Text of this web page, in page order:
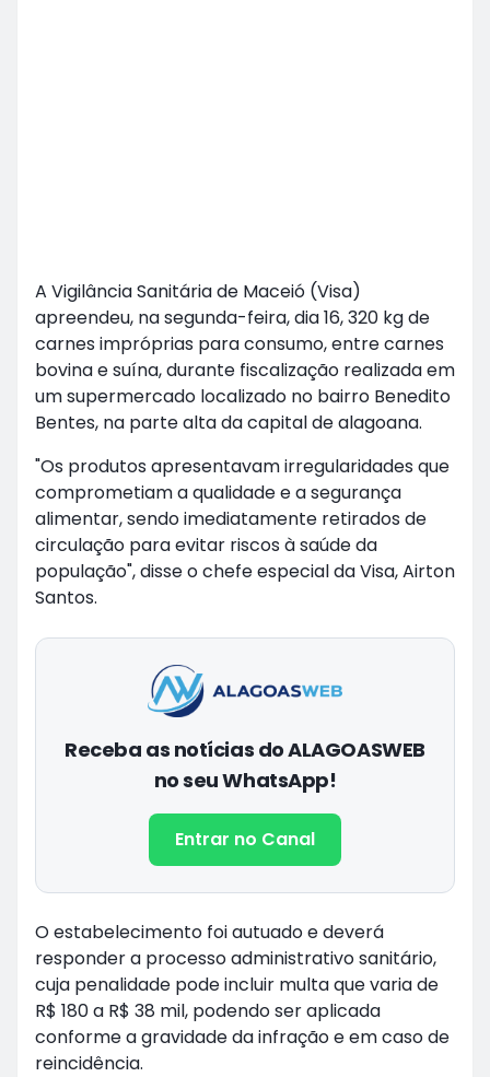
A Vigilância Sanitária de Maceió (Visa)
apreendeu, na segunda-feira, dia 16, 320 kg de
carnes impróprias para consumo, entre carnes
bovina e suína, durante fiscalização realizada em
um supermercado localizado no bairro Benedito
Bentes, na parte alta da capital de alagoana.
"Os produtos apresentavam irregularidades que
comprometiam a qualidade e a segurança
alimentar, sendo imediatamente retirados de
circulação para evitar riscos à saúde da
população", disse o chefe especial da Visa, Airton
Santos.
Receba as notícias do ALAGOASWEB
no seu WhatsApp!
Entrar no Canal
O estabelecimento foi autuado e deverá
responder a processo administrativo sanitário,
cuja penalidade pode incluir multa que varia de
R$ 180 a R$ 38 mil, podendo ser aplicada
conforme a gravidade da infração e em caso de
reincidência.